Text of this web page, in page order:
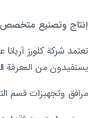
إنتاج وتصنيع متخصص
تعتمد شركة كلورز
يستفيدون من المعرفة
مرافق وتجهيزات قسم